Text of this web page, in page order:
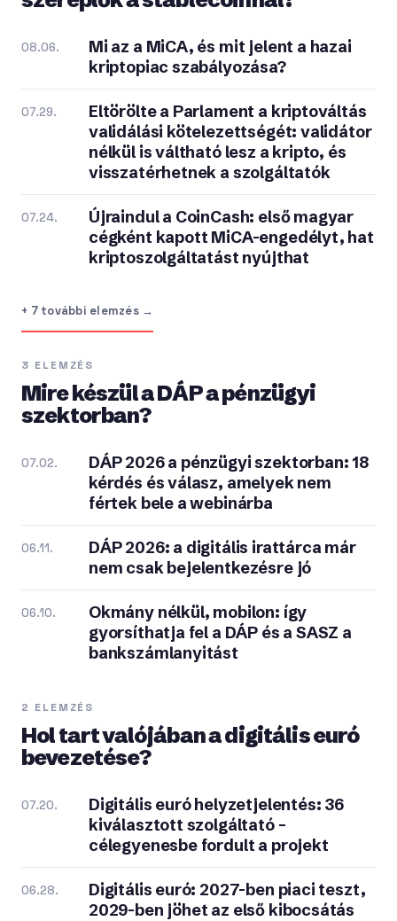
08.06.
Mi az a MiCA, és mit jelent a hazai
kriptopiac szabályozása?
07.29.
Eltörölte a Parlament a kriptováltás
validálási kötelezettségét: validátor
nélkül is váltható lesz a kripto, és
visszatérhetnek a szolgáltatók
07.24.
Újraindul a CoinCash: első magyar
cégként kapott MiCA-engedélyt, hat
kriptoszolgáltatást nyújthat
+ 7 további elemzés →
3 ELEMZÉS
Mire készül a DÁP a pénzügyi
szektorban?
07.02.
DÁP 2026 a pénzügyi szektorban: 18
kérdés és válasz, amelyek nem
fértek bele a webinárba
06.11.
DÁP 2026: a digitális irattárca már
nem csak bejelentkezésre jó
06.10.
Okmány nélkül, mobilon: így
gyorsíthatja fel a DÁP és a SASZ a
bankszámlanyitást
2 ELEMZÉS
Hol tart valójában a digitális euró
bevezetése?
07.20.
Digitális euró helyzetjelentés: 36
kiválasztott szolgáltató –
célegyenesbe fordult a projekt
06.28.
Digitális euró: 2027-ben piaci teszt,
2029-ben jöhet az első kibocsátás